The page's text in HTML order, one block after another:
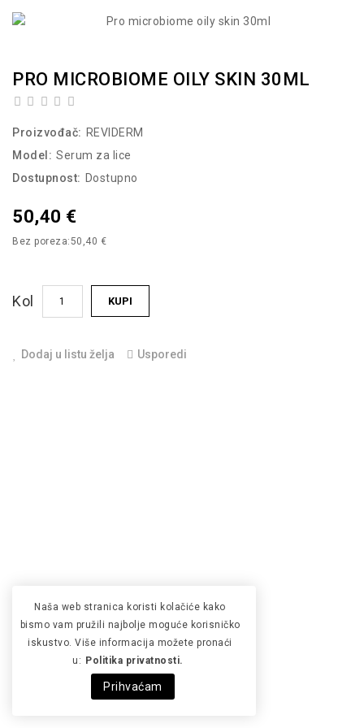
PRO MICROBIOME OILY SKIN 30ML
Proizvođač: REVIDERM
Model: Serum za lice
Dostupnost: Dostupno
50,40 €
Bez poreza:50,40 €
Kol KUPI
Dodaj u listu želja Usporedi
Naša web stranica koristi kolačiće kako
bismo vam pružili najbolje moguće korisničko
iskustvo. Više informacija možete pronaći
u: Politika privatnosti.
Prihvaćam